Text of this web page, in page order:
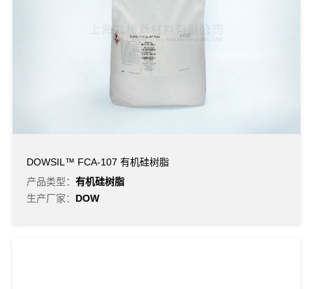
DOWSIL™ FCA-107 有机硅树脂
产品类型： 有机硅树脂
生产厂家： DOW